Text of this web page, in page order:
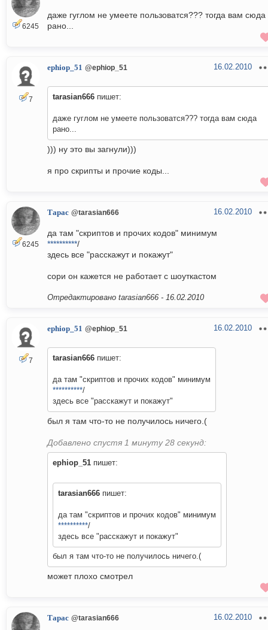
6245
даже гуглом не умеете пользоватся??? тогда вам сюда
рано...
7
ephiop_51 @ephiop_51 16.02.2010
tarasian666 пишет:
даже гуглом не умеете пользоватся??? тогда вам сюда
рано...
))) ну это вы загнули)))
я про скрипты и прочие коды...
6245
Тарас @tarasian666 16.02.2010
да там "скриптов и прочих кодов" минимум
**********/
здесь все "расскажут и покажут"
сори он кажется не работает с шоуткастом
Отредактировано tarasian666 - 16.02.2010
7
ephiop_51 @ephiop_51 16.02.2010
tarasian666 пишет:
да там "скриптов и прочих кодов" минимум
**********/
здесь все "расскажут и покажут"
был я там что-то не получилось ничего.(
Добавлено спустя 1 минуту 28 секунд:
ephiop_51 пишет:
tarasian666 пишет:
да там "скриптов и прочих кодов" минимум
**********/
здесь все "расскажут и покажут"
был я там что-то не получилось ничего.(
может плохо смотрел
Тарас @tarasian666 16.02.2010